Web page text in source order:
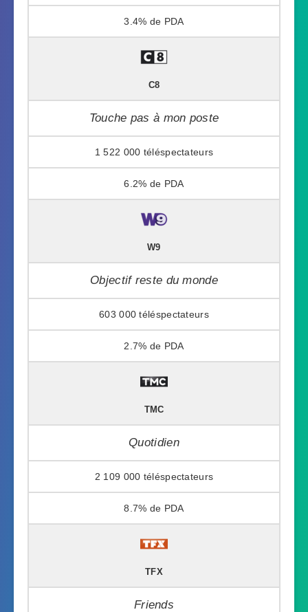
3.4%
C8
Touche pas à mon poste
1 522 000
6.2%
W9
Objectif reste du monde
603 000
2.7%
TMC
Quotidien
2 109 000
8.7%
TFX
Friends